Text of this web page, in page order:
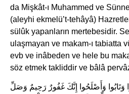
da Mişkât-ı Muhammed ve
(aleyhi ekmelü’t-tehâyâ)
sülûk yapanların mertebesidir.
ulaşmayan ve makam-ı tabiatta
evb ve inâbeden ve hele bu
söz etmek takliddir ve bâlâ
وَتَابُوا وَأَصْلَحُوا إِنَّكَ غَفُورٌ رَحِيمٌ وَصَلِّ